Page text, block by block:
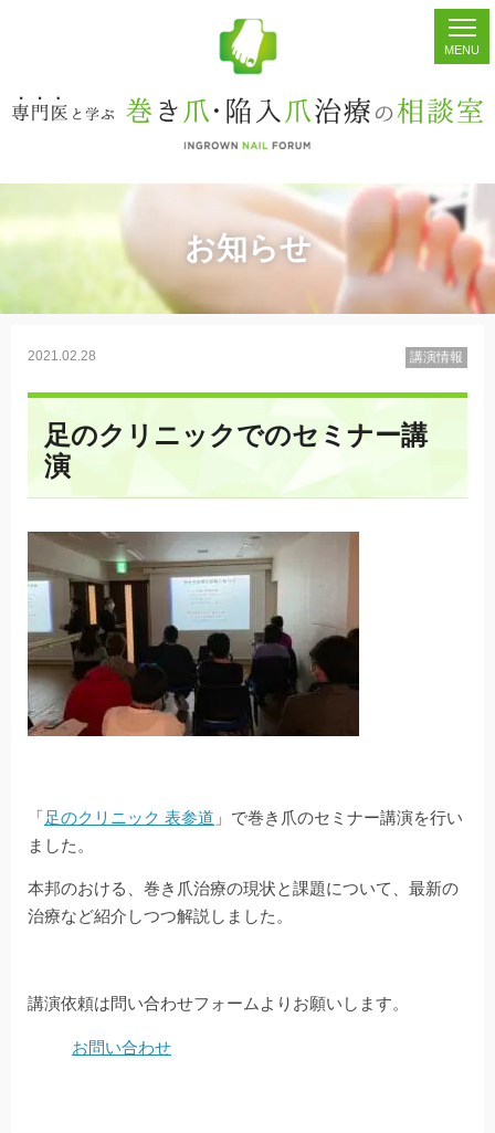
掲示板 検索
お知らせ
2021.02.28 講演情報
足のクリニックでのセミナー講
演
「足のクリニック 表参道 」で巻き爪のセミナー講演を行い
ました。
本邦のおける、巻き爪治療の現状と課題について、最新の
治療など紹介しつつ解説しました。
講演依頼は問い合わせフォームよりお願いします。
お問い合わせ